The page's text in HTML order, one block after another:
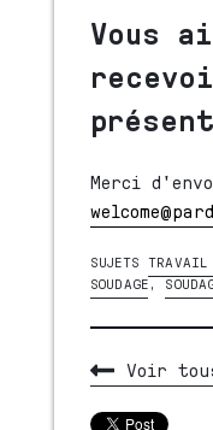
Vous
Merci
SUJETS TRAVAIL
SOUDAGE ,
Voir